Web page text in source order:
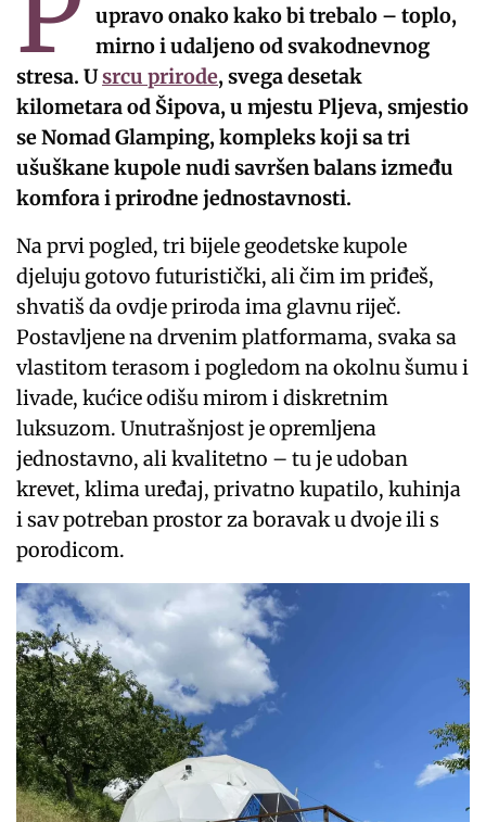
upravo onako kako bi trebalo – toplo,
mirno i udaljeno od svakodnevnog
stresa. Usrcu prirode, svega desetak
kilometara od Šipova, u mjestu Pljeva, smjestio
se Nomad Glamping, kompleks koji sa tri
ušuškane kupole nudi savršen balans između
komfora i prirodne jednostavnosti.
Na prvi pogled, tri bijele geodetske kupole
djeluju gotovo futuristički, ali čim im priđeš,
shvatiš da ovdje priroda ima glavnu riječ.
Postavljene na drvenim platformama, svaka sa
vlastitom terasom i pogledom na okolnu šumu i
livade, kućice odišu mirom i diskretnim
luksuzom. Unutrašnjost je opremljena
jednostavno, ali kvalitetno – tu je udoban
krevet, klima uređaj, privatno kupatilo, kuhinja
i sav potreban prostor za boravak u dvoje ili s
porodicom.